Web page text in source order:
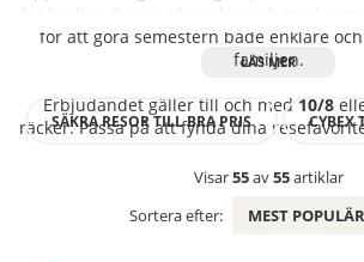
för att göra semestern både enklare
familjen.
Erbjudandet gäller till och med 10/8
räcker. Passa på att fynda dina
SÄKRA RESOR TILL BRA PRIS CYBEX
Visar55av55artiklar
Sortera efter:
MEST